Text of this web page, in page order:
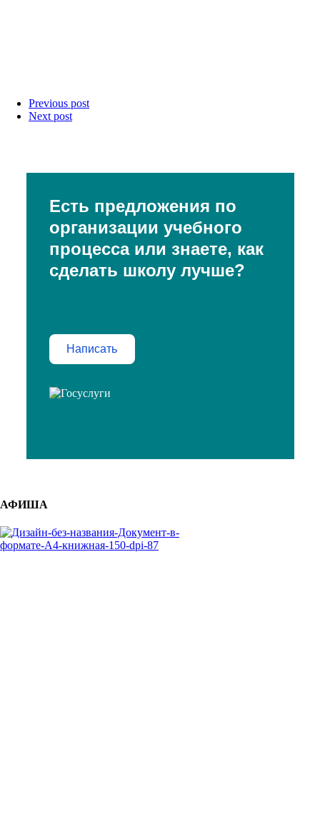
Previous post
Next post
Есть предложения по
организации учебного
процесса или знаете, как
сделать школу лучше?
Написать
АФИША